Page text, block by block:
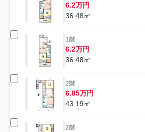
6.2万円
36.48㎡
1階
6.2万円
36.48㎡
2階
6.85万円
43.19㎡
2階